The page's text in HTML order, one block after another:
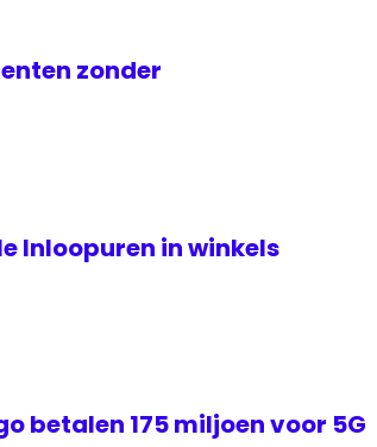
zonder
Inloopuren in winkels
betalen 175 miljoen voor 5G